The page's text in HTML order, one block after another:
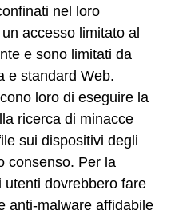
nel loro
accesso limitato al
e sono limitati da
e standard Web.
loro di eseguire la
ricerca di minacce
sui dispositivi degli
consenso. Per la
dovrebbero fare
anti-malware affidabile